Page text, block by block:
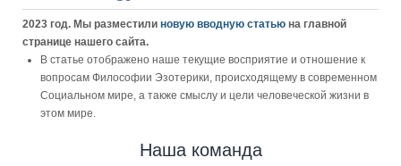
2023 год. Мы разместили новую вводную статью на главной
странице нашего сайта.
В статье отображено наше текущие восприятие и отношение к
вопросам Философии Эзотерики, происходящему в современном
Социальном мире, а также смыслу и цели человеческой жизни в
этом мире.
Наша команда